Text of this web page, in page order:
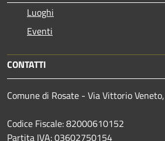
Luoghi
Eventi
CONTATTI
Comune di Rosate - Via Vittorio
Codice Fiscale: 82000610152
Partita IVA: 03602750154